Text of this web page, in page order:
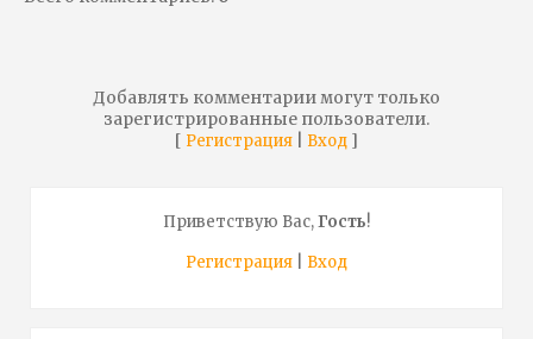
Добавлять комментарии могут только
зарегистрированные пользователи.
[ Регистрация Вход ]
Приветствую Вас,Гость!
Регистрация
Вход